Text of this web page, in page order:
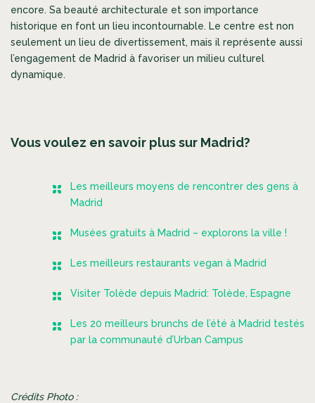
encore. Sa beauté architecturale et son importance
historique en font un lieu incontournable. Le centre est non
seulement un lieu de divertissement, mais il représente aussi
l’engagement de Madrid à favoriser un milieu culturel
dynamique.
Vous voulez en savoir plus sur Madrid?
Les meilleurs moyens de rencontrer des gens à
Madrid
Musées gratuits à Madrid – explorons la ville !
Les meilleurs restaurants vegan à Madrid
Visiter Tolède depuis Madrid: Tolède, Espagne
Les 20 meilleurs brunchs de l’été à Madrid testés
par la communauté d’Urban Campus
Crédits Photo :